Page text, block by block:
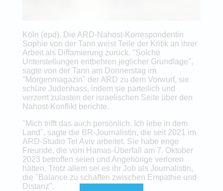
Köln (epd). Die ARD-Nahost-Korrespondentin
Sophie von der Tann weist Teile der Kritik an ihrer
Arbeit als Diffamierung zurück. "Solche
Unterstellungen entbehren jeglicher Grundlage",
sagte von der Tann am Donnerstag im
"Morgenmagazin" der ARD zu dem Vorwurf, sie
schüre Judenhass, indem sie parteilich und
verzerrt zulasten der israelischen Seite über den
Nahost-Konflikt berichte.
"Mich trifft das auch persönlich. Ich lebe in dem
Land", sagte die BR-Journalistin, die seit 2021 im
ARD-Studio Tel Aviv arbeitet. Sie habe enge
Freunde, die vom Hamas-Überfall am 7. Oktober
2023 betroffen seien und Angehörige verloren
hätten. Trotz allem sei es ihr Job als Journalistin,
die "Balance zu schaffen zwischen Empathie und
Distanz".